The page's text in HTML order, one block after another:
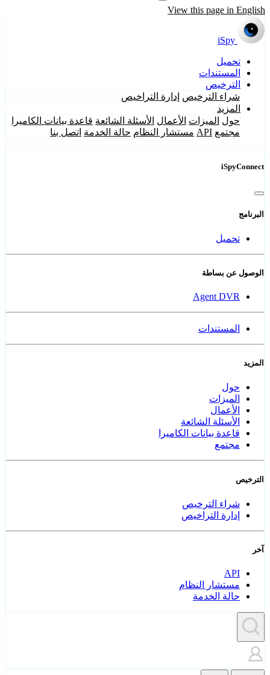
View this page in English
iSpy
تحميل
المستندات
الترخيص
شراء الترخيص إدارة التراخيص
المزيد
حول الميزات الأعمال الأسئلة الشائعة قاعدة بيانات الكاميرا
مجتمع API مستشار النظام حالة الخدمة اتصل بنا
iSpyConnect
البرنامج
تحميل
الوصول عن بساطة
Agent DVR
المستندات
المزيد
حول
الميزات
الأعمال
الأسئلة الشائعة
قاعدة بيانات الكاميرا
مجتمع
الترخيص
شراء الترخيص
إدارة التراخيص
آخر
API
مستشار النظام
حالة الخدمة